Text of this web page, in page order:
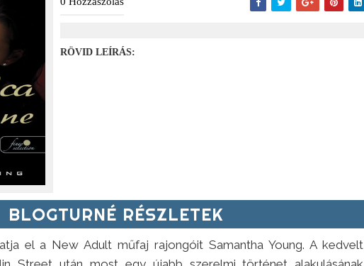
RÖVID LEÍRÁS:
BLOGTURNÉ RÉSZLETEK
el a New Adult műfaj rajongóit Samantha Young. A kedvelt